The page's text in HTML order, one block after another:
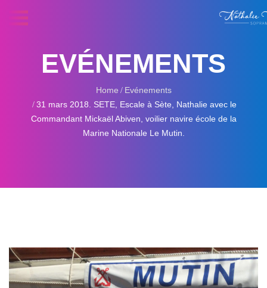
EVÉNEMENTS
Home
Evénements
31 mars 2018. SETE, Escale à Sète, Nathalie avec le
Commandant Mickaël Abiven, voilier navire école de la
Marine Nationale Le Mutin.